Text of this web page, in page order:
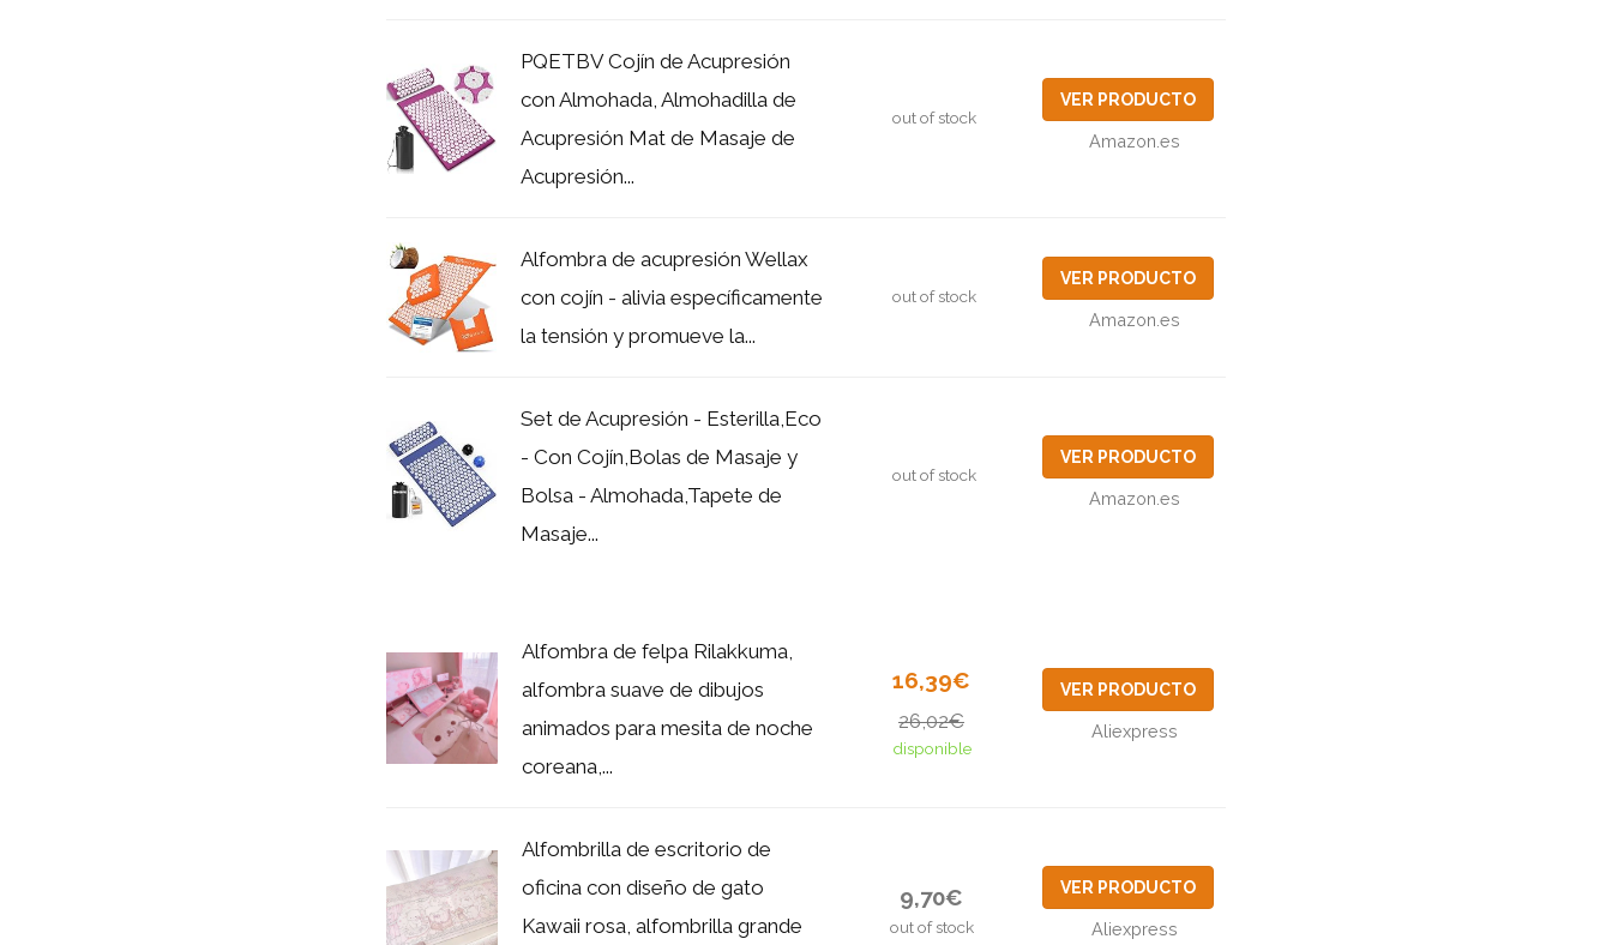
PQETBV Cojín de Acupresión
con Almohada, Almohadilla de
Acupresión Mat de Masaje de
Acupresión...
out of stock
VER PRODUCTO
Amazon.es
Alfombra de acupresión Wellax
con cojín - alivia específicamente
la tensión y promueve la...
out of stock
VER PRODUCTO
Amazon.es
Set de Acupresión - Esterilla,Eco
- Con Cojín,Bolas de Masaje y
Bolsa - Almohada,Tapete de
Masaje...
out of stock
VER PRODUCTO
Amazon.es
Alfombra de felpa Rilakkuma,
alfombra suave de dibujos
animados para mesita de noche
coreana,...
16,39€
26,02€
disponible
VER PRODUCTO
Aliexpress
Alfombrilla de escritorio de
oficina con diseño de gato
Kawaii rosa, alfombrilla grande
9,70€
out of stock
VER PRODUCTO
Aliexpress